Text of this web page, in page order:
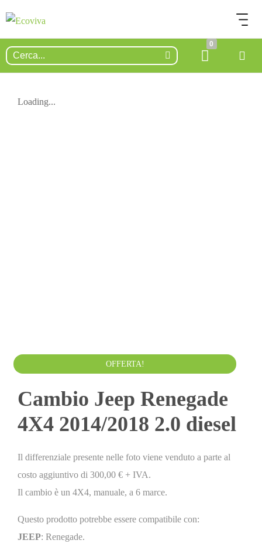
0
Loading...
OFFERTA!
500.00€ IVA esclusa
Cambio Jeep Renegade
4X4 2014/2018 2.0 diesel
Il differenziale presente nelle foto viene venduto a parte al
costo aggiuntivo di 300,00 € + IVA.
Il cambio è un 4X4, manuale, a 6 marce.
Questo prodotto potrebbe essere compatibile con:
JEEP: Renegade.